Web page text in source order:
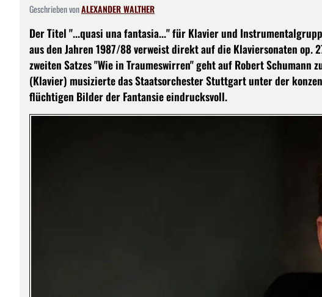
Geschrieben vonALEXANDER WALTHER
Der Titel "...quasi una fantasia..." für Klavier und
aus den Jahren 1987/88 verweist direkt auf die Klaviersonaten op.
zweiten Satzes "Wie in Traumeswirren" geht auf Robert
(Klavier) musizierte das Staatsorchester Stuttgart unter der
flüchtigen Bilder der Fantansie eindrucksvoll.